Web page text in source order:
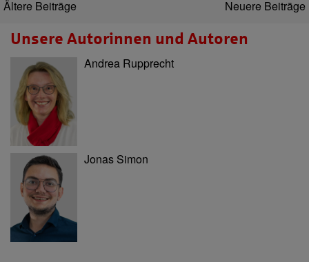
Ältere Beiträge Neuere Beiträge
Unsere Autorinnen und Autoren
Andrea Rupprecht
Jonas Simon